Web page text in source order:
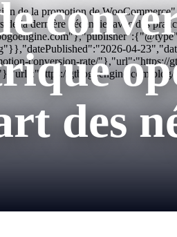
la promotion de
la dernière décennie, avec des
04-
conversion-rate/"},"url":"https://
gtbogoengine.com/blog/
des